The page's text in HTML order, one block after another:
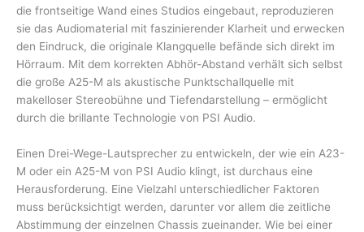
die frontseitige Wand eines Studios eingebaut, reproduzieren
sie das Audiomaterial mit faszinierender Klarheit und erwecken
den Eindruck, die originale Klangquelle befände sich direkt im
Hörraum. Mit dem korrekten Abhör-Abstand verhält sich selbst
die große A25-M als akustische Punktschallquelle mit
makelloser Stereobühne und Tiefendarstellung – ermöglicht
durch die brillante Technologie von PSI Audio.
Einen Drei-Wege-Lautsprecher zu entwickeln, der wie ein A23-
M oder ein A25-M von PSI Audio klingt, ist durchaus eine
Herausforderung. Eine Vielzahl unterschiedlicher Faktoren
muss berücksichtigt werden, darunter vor allem die zeitliche
Abstimmung der einzelnen Chassis zueinander. Wie bei einer